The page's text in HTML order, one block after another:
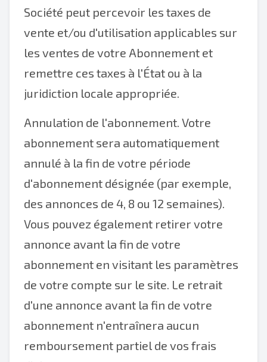
Société peut percevoir les taxes de
vente et/ou d'utilisation applicables sur
les ventes de votre Abonnement et
remettre ces taxes à l'État ou à la
juridiction locale appropriée.
Annulation de l'abonnement. Votre
abonnement sera automatiquement
annulé à la fin de votre période
d'abonnement désignée (par exemple,
des annonces de 4, 8 ou 12 semaines).
Vous pouvez également retirer votre
annonce avant la fin de votre
abonnement en visitant les paramètres
de votre compte sur le site. Le retrait
d'une annonce avant la fin de votre
abonnement n'entraînera aucun
remboursement partiel de vos frais